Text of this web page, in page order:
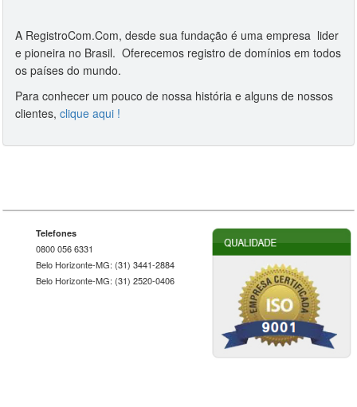
A RegistroCom.Com, desde sua fundação é uma empresa lider
e pioneira no Brasil. Oferecemos registro de domínios em todos
os países do mundo.
Para conhecer um pouco de nossa história e alguns de nossos
clientes, clique aqui !
Telefones
0800 056 6331
Belo Horizonte-MG: (31) 3441-2884
Belo Horizonte-MG: (31) 2520-0406